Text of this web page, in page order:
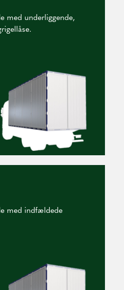
med underliggende,
med indfældede